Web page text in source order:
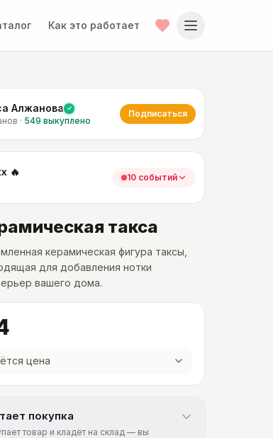
Как это работает
Алжанова
· 549 выкуплено
Подписаться
🔥 10 событий
такса
керамическая фигура таксы,
для добавления нотки
вашего дома.
цена
покупка
товар и кладёт на склад — вы